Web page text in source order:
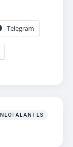
Telegram
NEOFALANTES